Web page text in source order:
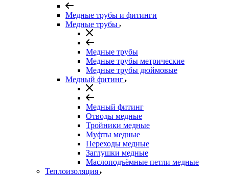
Медные трубы и фитинги
Медные трубы
Медные трубы
Медные трубы метрические
Медные трубы дюймовые
Медный фитинг
Медный фитинг
Отводы медные
Тройники медные
Муфты медные
Переходы медные
Заглушки медные
Маслоподъёмные петли медные
Теплоизоляция